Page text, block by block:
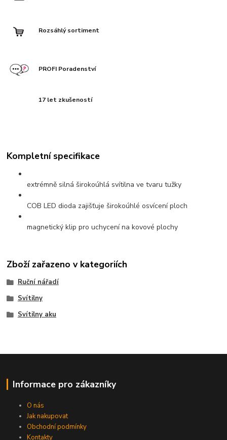
Rozsáhlý sortiment
PROFI Poradenství
17 let zkušeností
Kompletní specifikace
extrémně silná širokoúhlá svítilna ve tvaru tužky
COB LED dioda zajišťuje širokoúhlé osvícení ploch
magnetický klip pro uchycení na kovové plochy
Zboží zařazeno v kategoriích
Ruční nářadí
Svítilny
Svítilny aku
Informace pro zákazníky
O nás
Jak nakupovat
Obchodní podmínky
Kontakty